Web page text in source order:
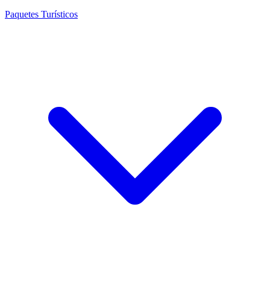
Paquetes Turísticos